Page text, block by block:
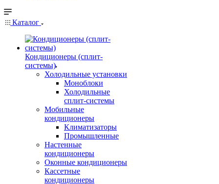
Каталог
Кондиционеры (сплит-
системы)
Холодильные установки
Моноблоки
Холодильные
сплит-системы
Мобильные
кондиционеры
Климатизаторы
Промышленные
Настенные
кондиционеры
Оконные кондиционеры
Кассетные
кондиционеры